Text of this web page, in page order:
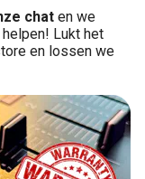
chat en we
Lukt het
en lossen we